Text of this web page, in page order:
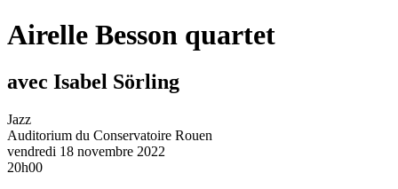
Airelle Besson quartet
avec Isabel Sörling
Jazz
Auditorium du Conservatoire Rouen
vendredi 18 novembre 2022
20h00